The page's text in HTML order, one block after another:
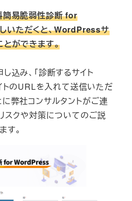
簡易脆弱性診断 for
いただくと、WordPressサ
ができます。
込み、「診断するサイト
トのURLを入れて送信いただ
弊社コンサルタントがご連
スクや対策についてのご説
す。